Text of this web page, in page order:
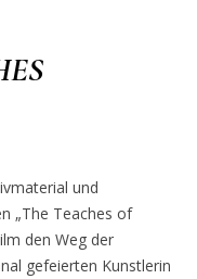
und
„The Teaches of
den Weg der
gefeierten Kunstlerin